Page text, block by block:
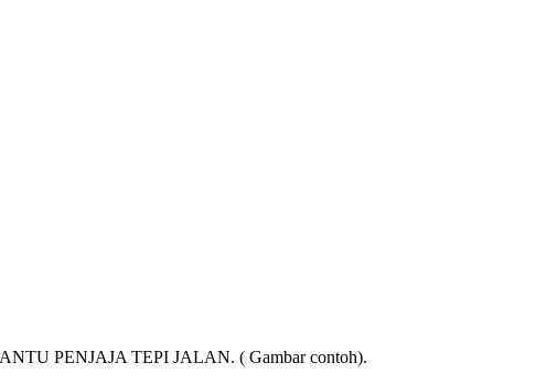
PENJAJA TEPI JALAN. ( Gambar contoh).